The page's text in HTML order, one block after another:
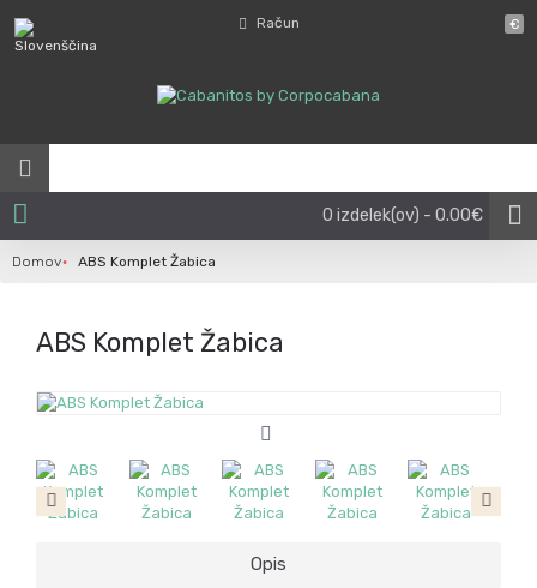
Račun €
0 izdelek(ov) - 0.00€
Domov ABS Komplet Žabica
ABS Komplet Žabica
Opis